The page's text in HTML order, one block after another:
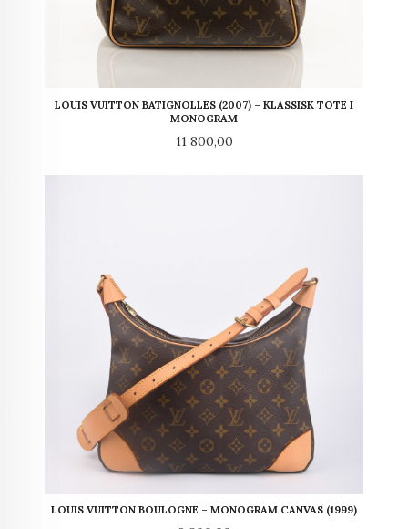
LOUIS VUITTON BATIGNOLLES (2007) – KLASSISK TOTE I
MONOGRAM
Pris
11 800,00
LOUIS VUITTON BOULOGNE – MONOGRAM CANVAS (1999)